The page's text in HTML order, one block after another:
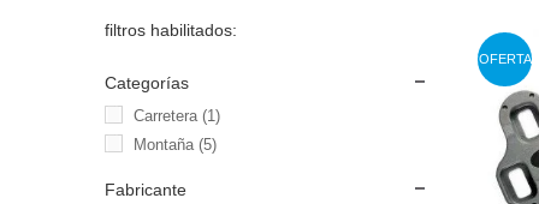
filtros habilitados:
Categorías
Carretera (1)
Montaña (5)
Fabricante
OFERTA